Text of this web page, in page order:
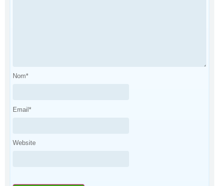
Nom*
Email*
Website